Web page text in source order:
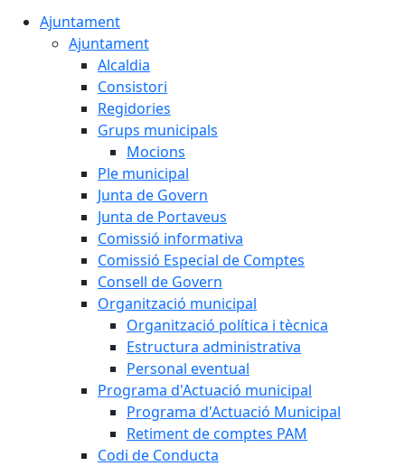
Ajuntament
Ajuntament
Alcaldia
Consistori
Regidories
Grups municipals
Mocions
Ple municipal
Junta de Govern
Junta de Portaveus
Comissió informativa
Comissió Especial de Comptes
Consell de Govern
Organització municipal
Organització política i tècnica
Estructura administrativa
Personal eventual
Programa d'Actuació municipal
Programa d'Actuació Municipal
Retiment de comptes PAM
Codi de Conducta